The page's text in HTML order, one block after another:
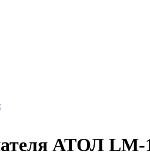
АТОЛ LM-